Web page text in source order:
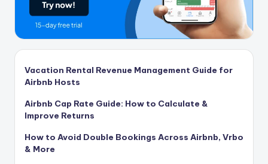
Vacation Rental Revenue Management Guide for
Airbnb Hosts
Airbnb Cap Rate Guide: How to Calculate &
Improve Returns
How to Avoid Double Bookings Across Airbnb, Vrbo
& More